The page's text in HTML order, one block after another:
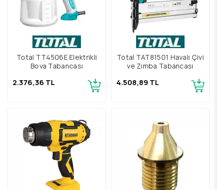
Total TT4506E Elektrikli
Boya Tabancası
2.376,36 TL
Total TAT81501 Havalı Çivi
ve Zımba Tabancası
4.508,89 TL